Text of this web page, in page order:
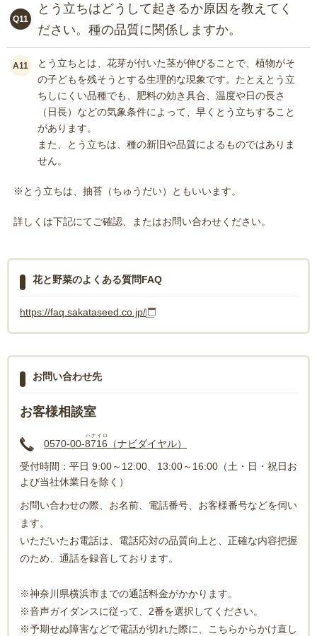
Q11
とう立ちはどうして起きるか原因を教えてく
ださい。種の品質に関係しますか。
A11
とう立ちとは、花芽が付いた茎が伸びることで、植物がそ
の子どもを残そうとする生理的な現象です。たとえとう立
ちしにくい品種でも、肥料の効き具合、温度や日の長さ
（日長）などの気象条件によって、早くとう立ちすること
があります。
また、とう立ちは、種の新旧や品質によるものではありま
せん。
※とう立ちは、抽苔（ちゅうだい）ともいいます。
詳しくは下記にてご確認、またはお問い合わせください。
花と野菜のよくある質問FAQ
https://faq.sakataseed.co.jp/
お問い合わせ先
お客様相談室
0570-00-8716
ハナイロ
（ナビダイヤル）
受付時間：平日 9:00～12:00、13:00～16:00（土・日・祝日お
よび当社休業日を除く）
お問い合わせの際、お名前、電話番号、お客様番号などを伺い
ます。
いただいたお電話は、電話応対の品質向上と、正確な内容把握
のため、通話を録音しております。
※神奈川県横浜市までの通話料金がかかります。
※音声ガイダンスに従って、2番を選択してください。
※予期せぬ障害などで電話が切れた際に、こちらからかけ直し